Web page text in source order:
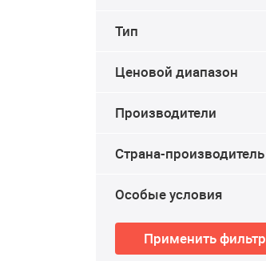
Тип
Ценовой диапазон
Производители
Страна-производитель
Особые условия
Применить фильтр